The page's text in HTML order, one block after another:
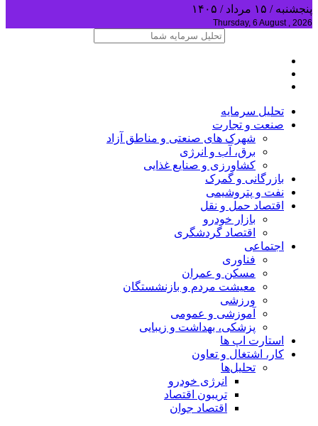
پنجشنبه / ۱۵ مرداد / ۱۴۰۵
Thursday, 6 August , 2026
تحلیل‌ سرمایه
صنعت و تجارت
شهرک های صنعتی و مناطق آزاد
برق، آب و انرژی
کشاورزی و صنایع غذایی
بازرگانی و گمرک
نفت و پتروشیمی
اقتصاد حمل و نقل
بازار خودرو
اقتصاد گردشگری
اجتماعی
فناوری
مسکن و عمران
معیشت مردم و بازنشستگان
ورزشی
آموزشی و عمومی
پزشکی، بهداشت و زیبایی
استارت اپ ها
کار، اشتغال و تعاون
تحلیل‌ها
انرژی خودرو
تریبون اقتصاد
اقتصاد جوان